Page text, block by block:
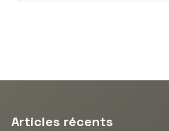
Articles récents